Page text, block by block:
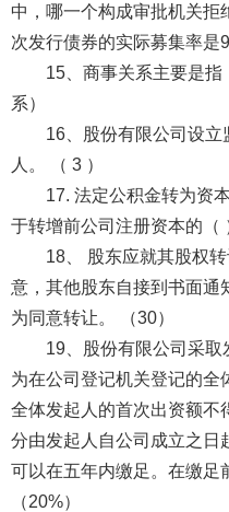
中，哪一个构成审批机关拒
次发行债券的实际募集率是
15、商事关系主要是
系）
16、股份有限公司设立
人。 （ 3 ）
17. 法定公积金转为资
于转增前公司注册资本的（
18、 股东应就其股权
意，其他股东自接到书面通
为同意转让。 （30）
19、股份有限公司采
为在公司登记机关登记的全
全体发起人的首次出资额不
分由发起人自公司成立之日
可以在五年内缴足。在缴足
（20%）